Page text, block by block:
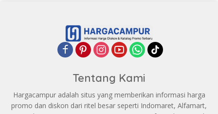
Tentang Kami
Hargacampur adalah situs yang memberikan informasi harga
promo dan diskon dari ritel besar seperti Indomaret, Alfamart,